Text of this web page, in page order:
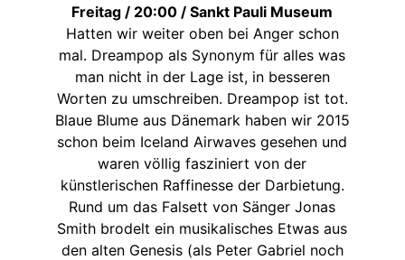
Freitag / 20:00 / Sankt Pauli Museum
Hatten wir weiter oben bei Anger schon
mal. Dreampop als Synonym für alles was
man nicht in der Lage ist, in besseren
Worten zu umschreiben. Dreampop ist tot.
Blaue Blume aus Dänemark haben wir 2015
schon beim Iceland Airwaves gesehen und
waren völlig fasziniert von der
künstlerischen Raffinesse der Darbietung.
Rund um das Falsett von Sänger Jonas
Smith brodelt ein musikalisches Etwas aus
den alten Genesis (als Peter Gabriel noch